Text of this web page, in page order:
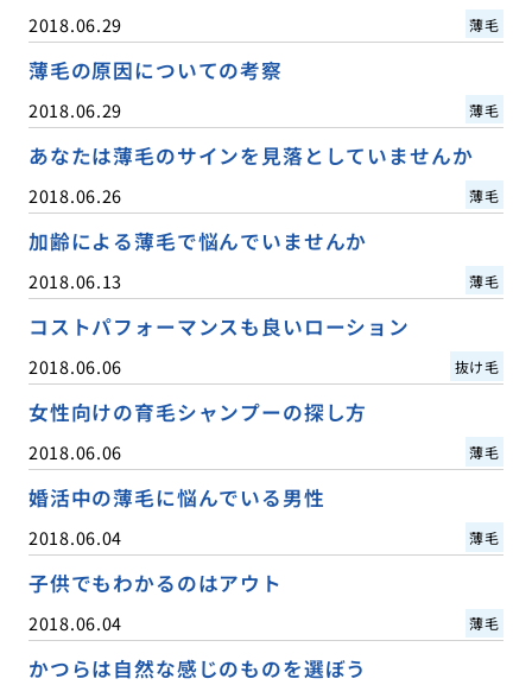
2018.06.29 薄毛
薄毛の原因についての考察
2018.06.29 薄毛
あなたは薄毛のサインを見落としていませんか
2018.06.26 薄毛
加齢による薄毛で悩んでいませんか
2018.06.13 薄毛
コストパフォーマンスも良いローション
2018.06.06 抜け毛
女性向けの育毛シャンプーの探し方
2018.06.06 薄毛
婚活中の薄毛に悩んでいる男性
2018.06.04 薄毛
子供でもわかるのはアウト
2018.06.04 薄毛
かつらは自然な感じのものを選ぼう